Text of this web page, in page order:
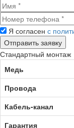
Я согласен с
Стандартный монтаж
Медь
Провода
Кабель-канал
Гарантия